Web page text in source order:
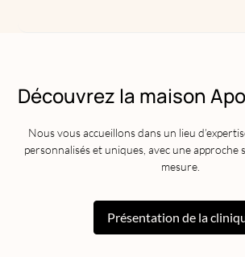
Découvrez la maison
Nous vous accueillons dans un lieu
personnalisés et uniques, avec une approche
mesure.
Présentation de la